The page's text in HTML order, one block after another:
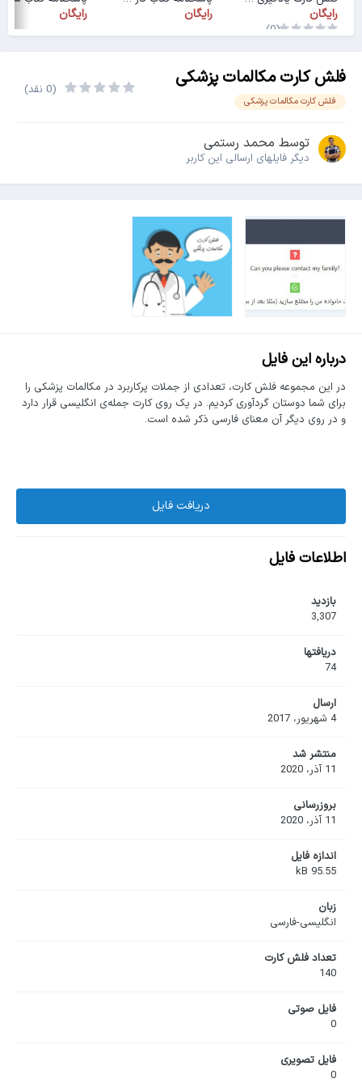
رایگان
(0)
رایگان رایگان
فلش کارت مکالمات پزشکی
فلش کارت مکالمات پزشکی
(0 نقد)
توسط محمد رستمی
دیگر فایل‎های ارسالی این کاربر
درباره این فایل
در این مجموعه فلش کارت، تعدادی از جملات پرکاربرد در مکالمات پزشکی را
برای شما دوستان گردآوری کردیم. در یک روی کارت جمله‌ی انگلیسی قرار دارد
و در روی دیگر آن معنای فارسی ذکر شده است.
دریافت فایل
اطلاعات فایل
بازدید
3,307
دریافت‎ها
74
ارسال
4 شهریور، 2017
منتشر شد
11 آذر، 2020
بروزرسانی
11 آذر، 2020
اندازه فایل
95.55 kB
زبان
انگلیسی-فارسی
تعداد فلش کارت
140
فایل صوتی
0
فایل تصویری
0